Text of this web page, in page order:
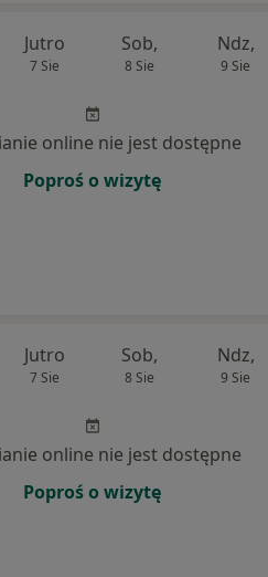
Jutro
7 Sie
Sob,
8 Sie
Ndz,
9 Sie
online nie jest dostępne
Poproś o wizytę
Jutro
7 Sie
Sob,
8 Sie
Ndz,
9 Sie
online nie jest dostępne
Poproś o wizytę